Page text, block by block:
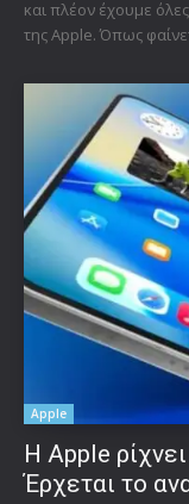
και πλέον έχουμε
της Apple. Όπως
Apple
Η Apple
Έρχεται το